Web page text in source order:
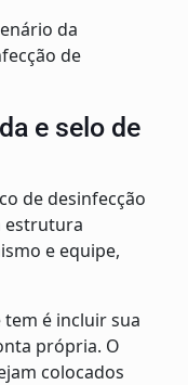
da
de
e selo de
de desinfecção
estrutura
e equipe,
é incluir sua
própria. O
colocados